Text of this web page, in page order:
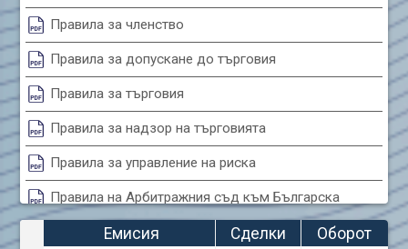
Air France (AFR0)
Air Liquide SA (AIL)
Airbus SE (AIR)
Aixtron SE (AIXA)
Algonquin Power & Utilities Corp (751)
Alibaba Group Holding Ltd. (AHLA)
Allianz SE (ALV)
Alphabet Inc. (ABEA)
Alphabet Inc. (ABEC)
Altria Group Inc. (PHM7)
Amazon.com Inc. (AMZ)
Правила за членство
Правила за допускане до търговия
Правила за търговия
Правила за надзор на търговията
Правила за управление на риска
Правила на Арбитражния съд към Българска
фондова борса
Емисия Сделки
Оборот